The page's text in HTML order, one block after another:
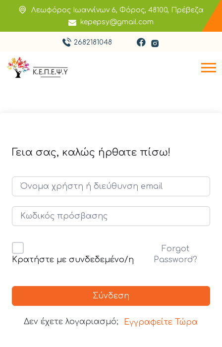
Λεωφόρος Ιωαννίνων 6, Φόρος, 48100, Πρέβεζα
kepepsy@gmail.com
2682181048
Γεια σας, καλώς ήρθατε πίσω!
Κρατήστε με συνδεδεμένο/η
Forgot
Password?
Σύνδεση
Δεν έχετε λογαριασμό; Εγγραφείτε Τώρα